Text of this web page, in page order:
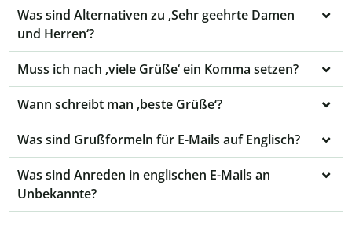
Was sind Alternativen zu ‚Sehr geehrte Damen
und Herren‘?
Muss ich nach ‚viele Grüße‘ ein Komma setzen?
Wann schreibt man ‚beste Grüße‘?
Was sind Grußformeln für E-Mails auf Englisch?
Was sind Anreden in englischen E-Mails an
Unbekannte?